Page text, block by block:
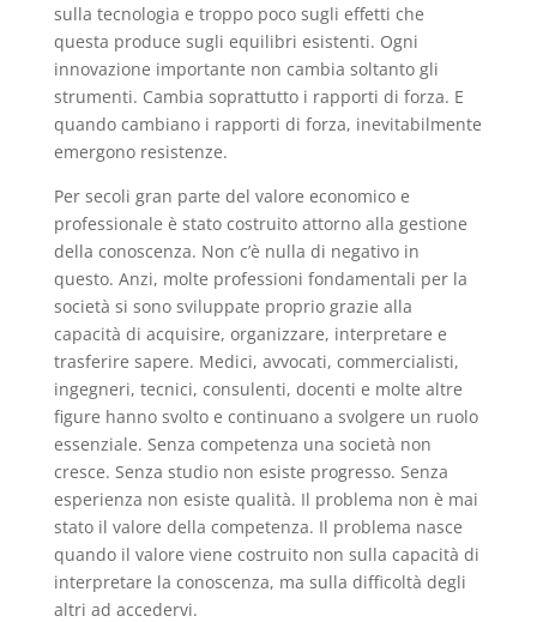
sulla tecnologia e troppo poco sugli effetti che
questa produce sugli equilibri esistenti. Ogni
innovazione importante non cambia soltanto gli
strumenti. Cambia soprattutto i rapporti di forza. E
quando cambiano i rapporti di forza, inevitabilmente
emergono resistenze.
Per secoli gran parte del valore economico e
professionale è stato costruito attorno alla gestione
della conoscenza. Non c’è nulla di negativo in
questo. Anzi, molte professioni fondamentali per la
società si sono sviluppate proprio grazie alla
capacità di acquisire, organizzare, interpretare e
trasferire sapere. Medici, avvocati, commercialisti,
ingegneri, tecnici, consulenti, docenti e molte altre
figure hanno svolto e continuano a svolgere un ruolo
essenziale. Senza competenza una società non
cresce. Senza studio non esiste progresso. Senza
esperienza non esiste qualità. Il problema non è mai
stato il valore della competenza. Il problema nasce
quando il valore viene costruito non sulla capacità di
interpretare la conoscenza, ma sulla difficoltà degli
altri ad accedervi.